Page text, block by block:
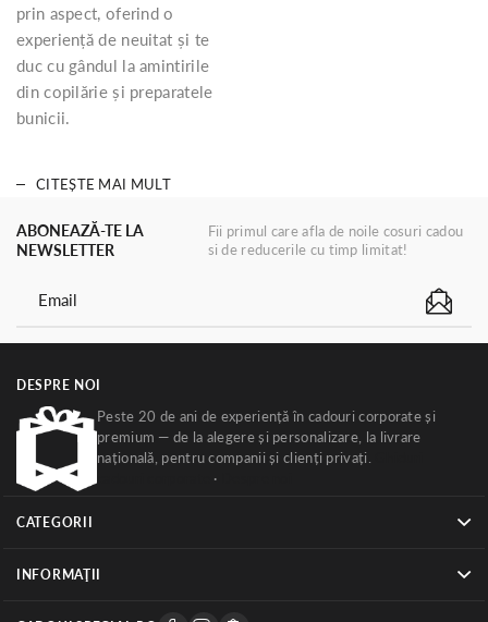
prin aspect, oferind o
experiență de neuitat și te
duc cu gândul la amintirile
din copilărie și preparatele
bunicii.
CITEȘTE MAI MULT
ABONEAZĂ-TE LA
NEWSLETTER
Fii primul care afla de noile cosuri cadou
si de reducerile cu timp limitat!
DESPRE NOI
Peste 20 de ani de experiență în cadouri corporate și
premium — de la alegere și personalizare, la livrare
națională, pentru companii și clienți privați.
·
CATEGORII
INFORMAŢII